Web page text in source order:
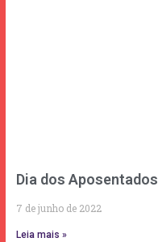
Dia dos Aposentados
7 de junho de 2022
Leia mais »